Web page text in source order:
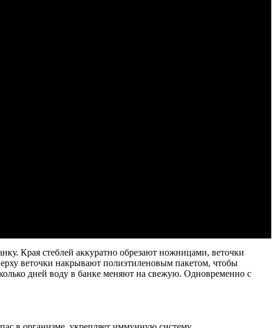
Края стеблей аккуратно обрезают ножницами, веточки
веточки накрывают полиэтиленовым пакетом, чтобы
дней воду в банке меняют на свежую. Одновременно с